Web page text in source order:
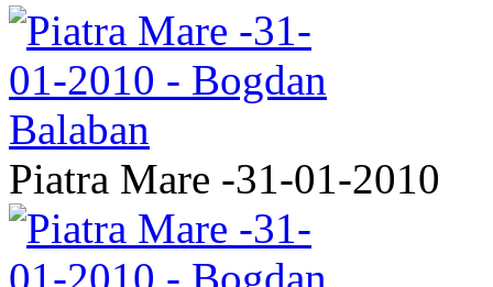
Piatra Mare -31-01-2010